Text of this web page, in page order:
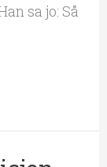
sa jo: Så